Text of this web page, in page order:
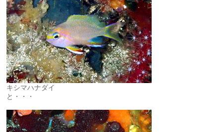
キシマハナダイ
と・・・